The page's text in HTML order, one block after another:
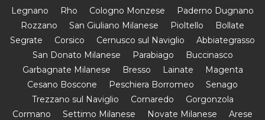
Legnano
Rho Cologno Monzese
Paderno Dugnano
Rozzano
San Giuliano Milanese Pioltello
Bollate
Segrate
Corsico Cernusco sul Naviglio
Abbiategrasso
San Donato Milanese
Parabiago
Buccinasco
Garbagnate Milanese
Bresso Lainate
Magenta
Cesano Boscone
Peschiera Borromeo
Senago
Trezzano sul Naviglio
Cornaredo
Gorgonzola
Cormano
Settimo Milanese Novate Milanese
Arese